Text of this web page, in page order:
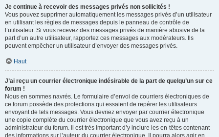
Je continue à recevoir des messages privés non sollicités !
Vous pouvez supprimer automatiquement les messages privés d’un utilisateur
en utilisant les règles de messages depuis le panneau de contrôle de
l’utilisateur. Si vous recevez des messages privés de manière abusive de la
part d’un autre utilisateur, rapportez ces messages aux modérateurs. Ils
peuvent empêcher un utilisateur d’envoyer des messages privés.
Haut
J’ai reçu un courrier électronique indésirable de la part de quelqu’un sur ce
forum !
Nous en sommes navrés. Le formulaire d’envoi de courriers électroniques de
ce forum possède des protections qui essaient de repérer les utilisateurs
envoyant de tels messages. Vous devriez envoyer par courrier électronique
une copie complète du courrier électronique que vous avez reçu à un
administrateur du forum. Il est très important d’y inclure les en-têtes contenant
des informations sur l’auteur du courrier électronique. Il pourra alors agir en